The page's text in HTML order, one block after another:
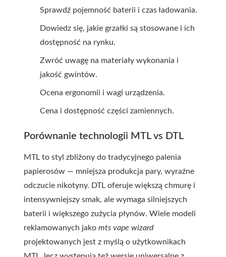
Sprawdź pojemność baterii i czas ładowania.
Dowiedz się, jakie grzałki są stosowane i ich
dostępność na rynku.
Zwróć uwagę na materiały wykonania i
jakość gwintów.
Ocena ergonomii i wagi urządzenia.
Cena i dostępność części zamiennych.
Porównanie technologii MTL vs DTL
MTL to styl zbliżony do tradycyjnego palenia
papierosów — mniejsza produkcja pary, wyraźne
odczucie nikotyny. DTL oferuje większą chmurę i
intensywniejszy smak, ale wymaga silniejszych
baterii i większego zużycia płynów. Wiele modeli
reklamowanych jako mts vape wizard
projektowanych jest z myślą o użytkownikach